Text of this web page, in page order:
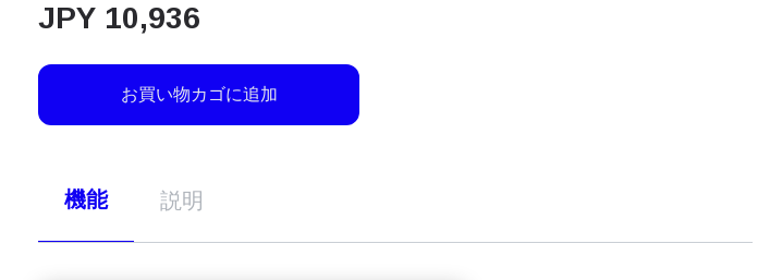
JPY 10,936
お買い物カゴに追加
機能 説明